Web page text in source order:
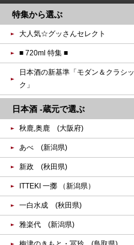
特集から選ぶ
大人気☆グッさんセレクト
■ 720ml 特集 ■
日本酒の新基準「モダン＆クラシッ
ク」
日本酒 -蔵元で選ぶ
秋鹿,奥鹿 (大阪府)
あべ (新潟県)
新政 (秋田県)
ITTEKI 一擲 （新潟県）
一白水成 (秋田県)
雅楽代 (新潟県)